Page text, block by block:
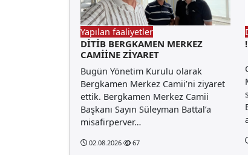
Yapılan faaliyetler
DİTİB BERGKAMEN MERKEZ
CAMİİNE ZİYARET
Bugün Yönetim Kurulu olarak
Bergkamen Merkez Camii’ni ziyaret
ettik. Bergkamen Merkez Camii
Başkanı Sayın Süleyman Battal’a
misafirperver…
02.08.2026 67